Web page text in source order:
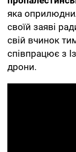
яка
своїй заяві
свій вчинок
співпрацює з
дрони.